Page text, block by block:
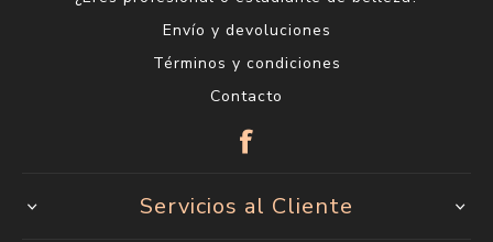
Envío y devoluciones
Términos y condiciones
Contacto
Servicios al Cliente